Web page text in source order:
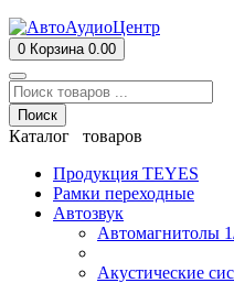
0 Корзина 0.00
Поиск
Каталог товаров
Продукция TEYES
Рамки переходные
Автозвук
Автомагнитолы
Акустические